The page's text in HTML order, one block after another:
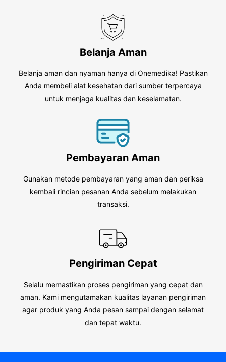
Belanja Aman
Belanja aman dan nyaman hanya di Onemedika! Pastikan
Anda membeli alat kesehatan dari sumber terpercaya
untuk menjaga kualitas dan keselamatan.
Pembayaran Aman
Gunakan metode pembayaran yang aman dan periksa
kembali rincian pesanan Anda sebelum melakukan
transaksi.
Pengiriman Cepat
Selalu memastikan proses pengiriman yang cepat dan
aman. Kami mengutamakan kualitas layanan pengiriman
agar produk yang Anda pesan sampai dengan selamat
dan tepat waktu.